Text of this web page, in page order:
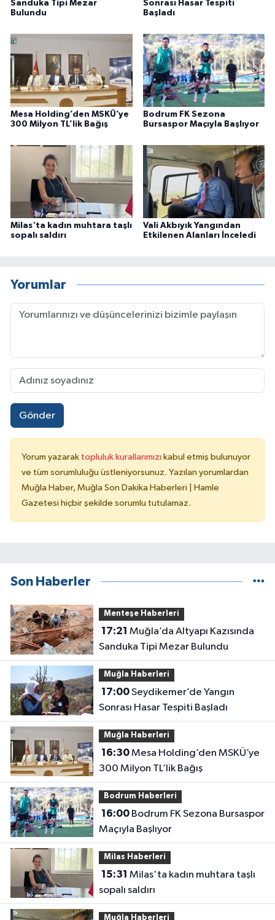
Sanduka Tipi Mezar
Bulundu
Sonrası Hasar Tespiti
Başladı
Mesa Holding’den MSKÜ’ye
300 Milyon TL’lik Bağış
Bodrum FK Sezona
Bursaspor Maçıyla Başlıyor
Milas'ta kadın muhtara taşlı
sopalı saldırı
Vali Akbıyık Yangından
Etkilenen Alanları İnceledi
Yorumlar
Gönder
Yorum yazarak topluluk kurallarımızı kabul etmiş bulunuyor
ve tüm sorumluluğu üstleniyorsunuz. Yazılan yorumlardan
Muğla Haber, Muğla Son Dakika Haberleri | Hamle
Gazetesi hiçbir şekilde sorumlu tutulamaz.
Son Haberler
Menteşe Haberleri
17:21
Sanduka Tipi Mezar Bulundu
Muğla Haberleri
17:00Seydikemer’de Yangın
Sonrası Hasar Tespiti Başladı
Muğla Haberleri
16:30Mesa Holding’den MSKÜ’ye
300 Milyon TL’lik Bağış
Bodrum Haberleri
16:00Bodrum FK Sezona Bursaspor
Maçıyla Başlıyor
Milas Haberleri
15:31
sopalı saldırı
Muğla Haberleri